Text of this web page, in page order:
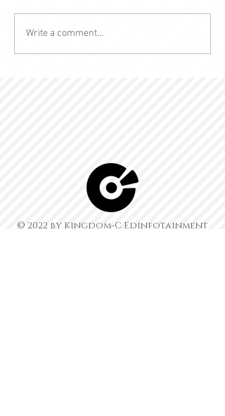
Write a comment...
© 2022 by Kingdom-C Edinfotainment